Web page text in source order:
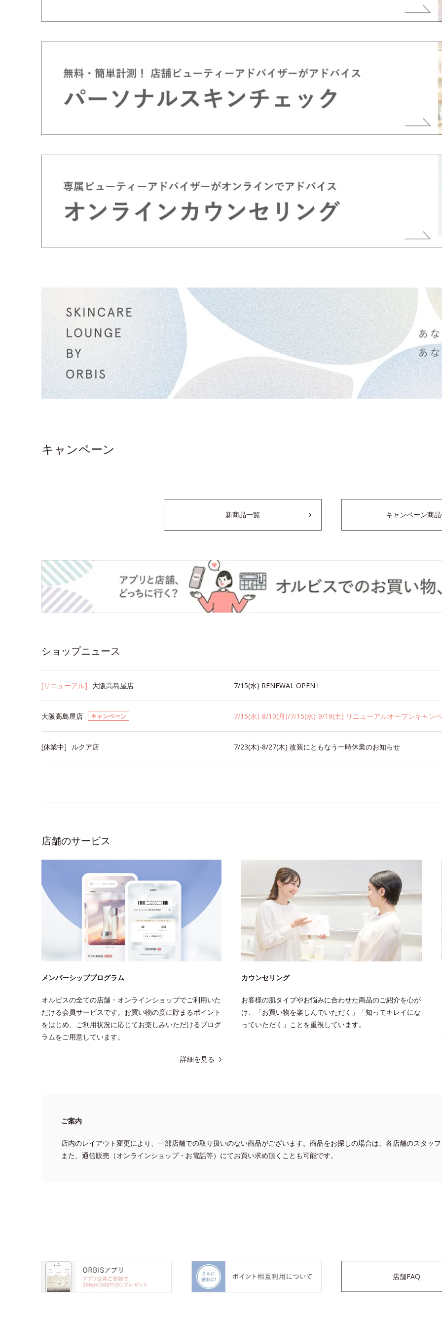
キャンペーン
新商品一覧 キャンペーン商
ショップニュース
[リニューアル] 大阪高島屋店 7/15(水) RENEWAL OPEN !
大阪高島屋店 キャンペーン 7/15(水)-8/10(月)/7/15(水)-9/19(土) リニューアルオープンキャン
[休業中] ルクア店 7/23(木)-8/27(木) 改装にともなう一時休業のお知らせ
店舗のサービス
メンバーシッププログラム
オルビスの全ての店舗・オンラインショップでご利用いた
だける会員サービスです。お買い物の度に貯まるポイント
をはじめ、ご利用状況に応じてお楽しみいただけるプログ
ラムをご用意しています。
詳細を見る
カウンセリング
お客様の肌タイプやお悩みに合わせた商品のご紹介を心が
け、「お買い物を楽しんでいただく」「知ってキレイにな
っていただく」ことを重視しています。
ご案内
店内のレイアウト変更により、一部店舗での取り扱いのない商品がございます。商品をお探しの場合は、各店舗のスタッ
また、通信販売（オンラインショップ・お電話等）にてお買い求め頂くことも可能です。
店舗FAQ